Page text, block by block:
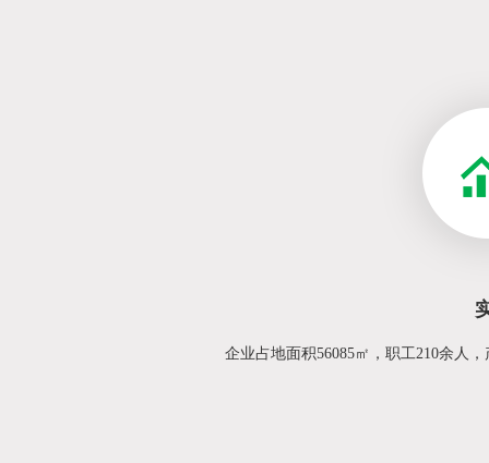
企业占地面积56085㎡，职工210余人，